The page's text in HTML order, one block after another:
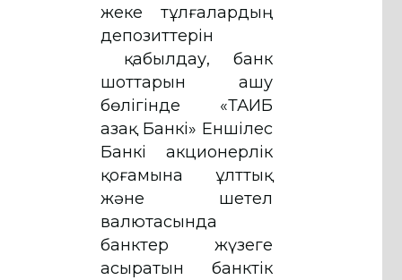
жеке тұлғалардың
депозиттерін
қабылдау, банк
шоттарын ашу
бөлігінде «ТАИБ
Қазақ Банкі» Еншілес
Банкі акционерлік
қоғамына ұлттық
және шетел
валютасында
банктер жүзеге
асыратын банктік